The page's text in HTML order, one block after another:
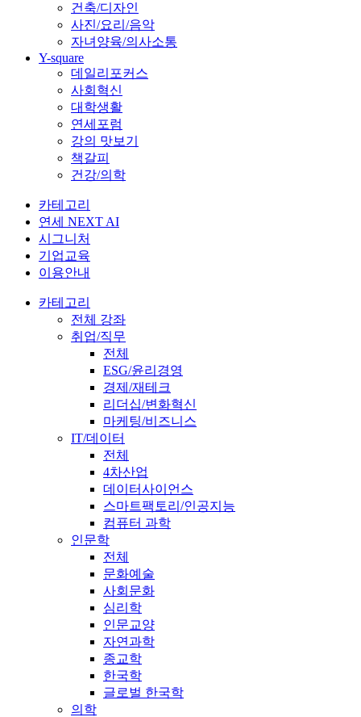
건축/디자인
사진/요리/음악
자녀양육/의사소통
Y-square
데일리포커스
사회혁신
대학생활
연세포럼
강의 맛보기
책갈피
건강/의학
카테고리
연세 NEXT AI
시그니처
기업교육
이용안내
카테고리
전체 강좌
취업/직무
전체
ESG/윤리경영
경제/재테크
리더십/변화혁신
마케팅/비즈니스
IT/데이터
전체
4차산업
데이터사이언스
스마트팩토리/인공지능
컴퓨터 과학
인문학
전체
문화예술
사회문화
심리학
인문교양
자연과학
종교학
한국학
글로벌 한국학
의학